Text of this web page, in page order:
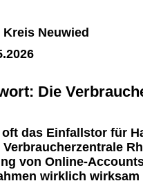
Neuwied
Die
das Einfallstor für
von Online-
wirklich